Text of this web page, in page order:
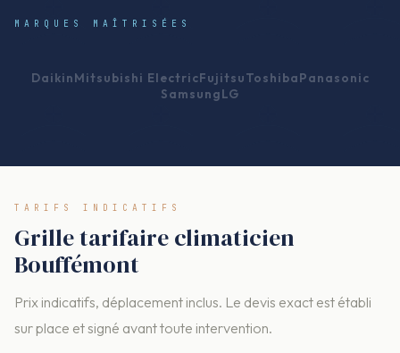
MARQUES MAÎTRISÉES
DaikinMitsubishi ElectricFujitsuToshibaPanasonic
SamsungLG
TARIFS INDICATIFS
Grille tarifaire climaticien
Bouffémont
Prix indicatifs, déplacement inclus. Le devis exact est établi
sur place et signé avant toute intervention.